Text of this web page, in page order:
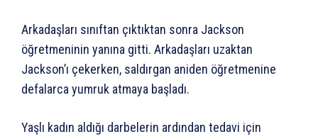
Arkadaşları sınıftan çıktıktan sonra Jackson
öğretmeninin yanına gitti. Arkadaşları uzaktan
Jackson’ı çekerken, saldırgan aniden öğretmenine
defalarca yumruk atmaya başladı.
Yaşlı kadın aldığı darbelerin ardından tedavi için